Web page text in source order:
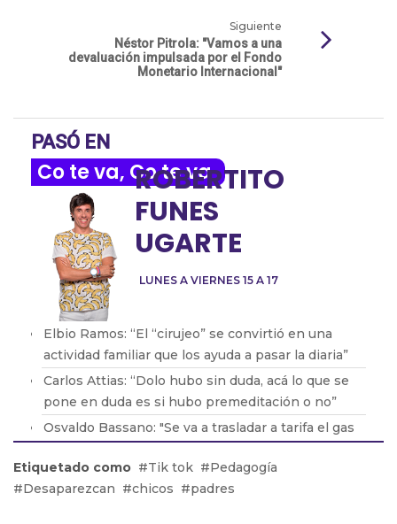
Siguiente
Néstor Pitrola: "Vamos a una
devaluación impulsada por el Fondo
Monetario Internacional"
PASÓ EN
Co te va, Co te va
LUNES A VIERNES 15 A 17
ROBERTITO
FUNES
UGARTE
Elbio Ramos: “El “cirujeo” se convirtió en una
actividad familiar que los ayuda a pasar la diaria”
Carlos Attias: “Dolo hubo sin duda, acá lo que se
pone en duda es si hubo premeditación o no”
Osvaldo Bassano: "Se va a trasladar a tarifa el gas
Mariana Maglianese: “Si no se baja la densidad de
mosquitos, hay que trabajar a nivel municipal para
Etiquetado como Tik tok
Pedagogía
Desaparezcan
chicos padres